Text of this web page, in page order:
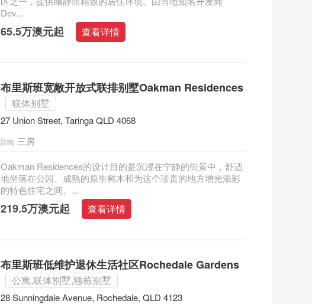
Dev...
65.5万澳元起 查看详情
布里斯班宽敞开放式联排别墅Oakman Residences
联体别墅
27 Union Street, Taringa QLD 4068
三房
Oakman Residences的设计目的是沉浸在宁静的街景中，舒适
地坐落在公园、成熟的原生树木和为这个珍贵的地方增光添彩
的特色住宅之间。...
219.5万澳元起 查看详情
布里斯班低维护退休生活社区Rochedale Gardens
公寓,联体别墅,独栋别墅
28 Sunningdale Avenue, Rochedale, QLD 4123